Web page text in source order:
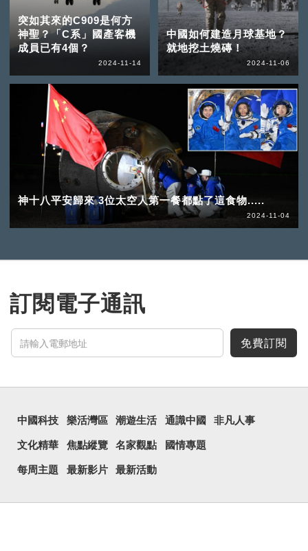
突如其來的C909是何方
神聖？「C系」國產客機
成員已有4個？
2024-11-14
中國如何建造月球基地？
就地挖土燒磚！
2024-11-06
神十八平安歸來 3位太空人第一餐都點了這食物.....
2024-11-04
訂閱電子通訊
免費訂閱
中國科技 樂活灣區 潮遊生活 通識中國 非凡人事
文化精華 焦點縱覽 名家觀點 國情專題
每周主題 最新影片 最新活動